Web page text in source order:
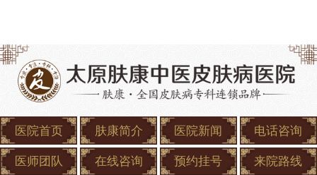
医院首页 肤康简介 医院新闻 电话咨询
医师团队 在线咨询 预约挂号 来院路线